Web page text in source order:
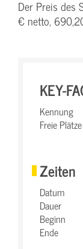
Der Preis des
€ netto,
KEY-
Kennung
Freie Plätze
Zeiten
Datum
Dauer
Beginn
Ende